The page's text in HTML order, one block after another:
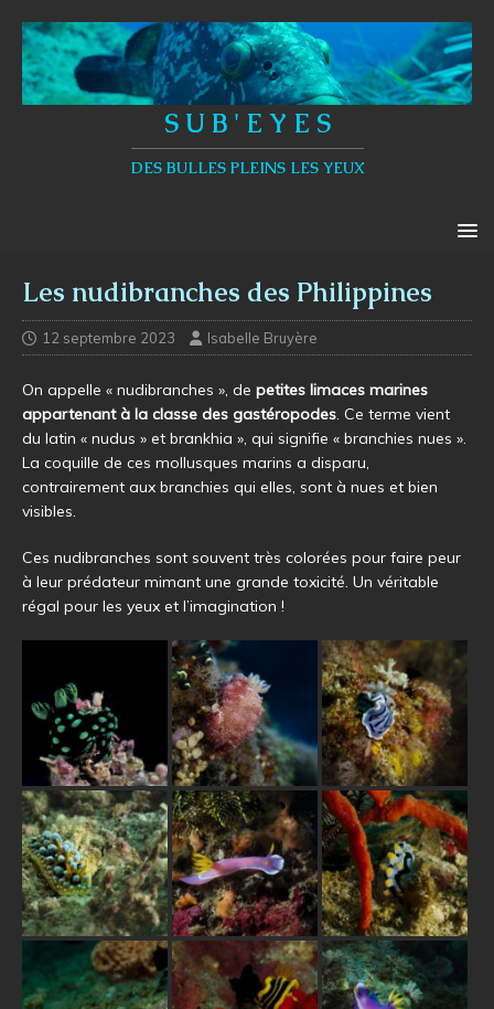
S U B ' E Y E S
DES BULLES PLEINS LES YEUX
Les nudibranches des Philippines
12 septembre 2023 Isabelle Bruyère
On appelle « nudibranches », de petites limaces marines
appartenant à la classe des gastéropodes. Ce terme vient
du latin « nudus » et brankhia », qui signifie « branchies nues ».
La coquille de ces mollusques marins a disparu,
contrairement aux branchies qui elles, sont à nues et bien
visibles.
Ces nudibranches sont souvent très colorées pour faire peur
à leur prédateur mimant une grande toxicité. Un véritable
régal pour les yeux et l’imagination !